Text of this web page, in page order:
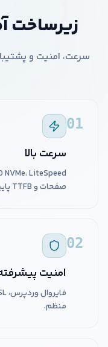
زیرساخت
سرعت، امنیت و
01
سرعت بالا
صفحات و TTFB پایین.
02
امنیت
منظم.